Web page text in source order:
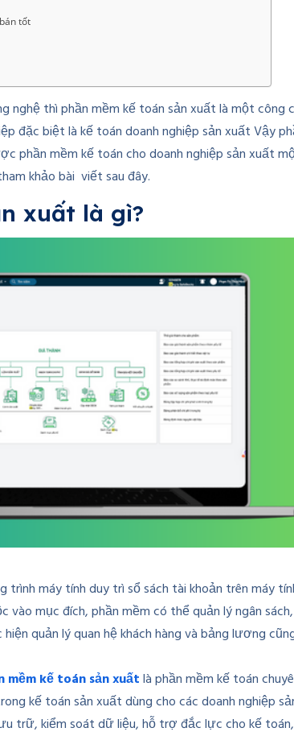
tốt
nghệ thì phần mềm kế toán sản xuất là một công
đặc biệt là kế toán doanh nghiệp sản xuất Vậy
phần mềm kế toán cho doanh nghiệp sản xuất
khảo bài viết sau đây.
xuất là gì?
trình máy tính duy trì sổ sách tài khoản trên máy
vào mục đích, phần mềm có thể quản lý ngân
quản lý quan hệ khách hàng và bảng lương
mềm kế toán sản xuấtlà phần mềm kế toán
kế toán sản xuất dùng cho các doanh nghiệp
trữ, kiểm soát dữ liệu, hỗ trợ đắc lực cho kế